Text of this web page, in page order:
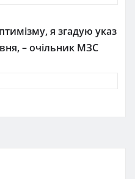
я згадую указ
– очільник МЗС